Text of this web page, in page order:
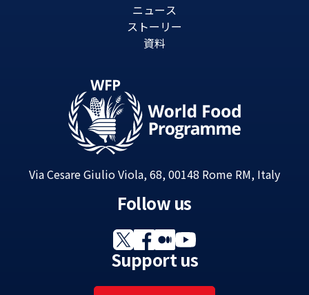
ニュース
ストーリー
資料
Via Cesare Giulio Viola, 68, 00148 Rome RM, Italy
Follow us
Support us